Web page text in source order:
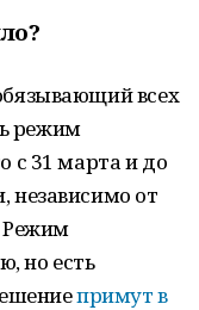
всех
режим
с 31 марта и до
независимо от
Режим
но есть
примут в